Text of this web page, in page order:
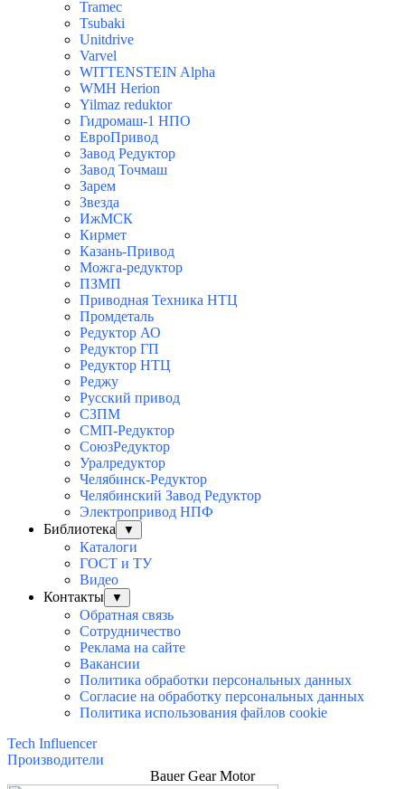
Tramec
Tsubaki
Unitdrive
Varvel
WITTENSTEIN Alpha
WMH Herion
Yilmaz reduktor
Гидромаш-1 НПО
ЕвроПривод
Завод Редуктор
Завод Точмаш
Зарем
Звезда
ИжМСК
Кирмет
Казань-Привод
Можга-редуктор
ПЗМП
Приводная Техника НТЦ
Промдеталь
Редуктор АО
Редуктор ГП
Редуктор НТЦ
Реджу
Русский привод
СЗПМ
СМП-Редуктор
СоюзРедуктор
Уралредуктор
Челябинск-Редуктор
Челябинский Завод Редуктор
Электропривод НПФ
Библиотека
▼
Каталоги
ГОСТ и ТУ
Видео
Контакты
▼
Обратная связь
Сотрудничество
Реклама на сайте
Вакансии
Политика обработки персональных данных
Согласие на обработку персональных данных
Политика использования файлов cookie
Tech Influencer
Производители
Bauer Gear Motor